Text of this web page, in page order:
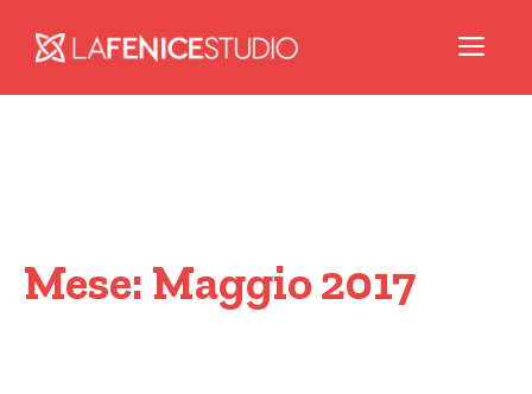
Mese: Maggio 2017